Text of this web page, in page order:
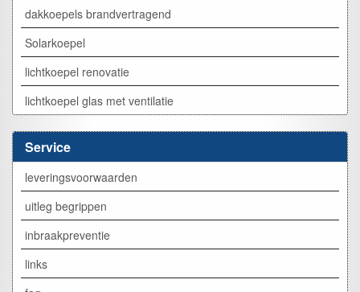
dakkoepels brandvertragend
Solarkoepel
lichtkoepel renovatie
lichtkoepel glas met ventilatie
Service
leveringsvoorwaarden
uitleg begrippen
inbraakpreventie
links